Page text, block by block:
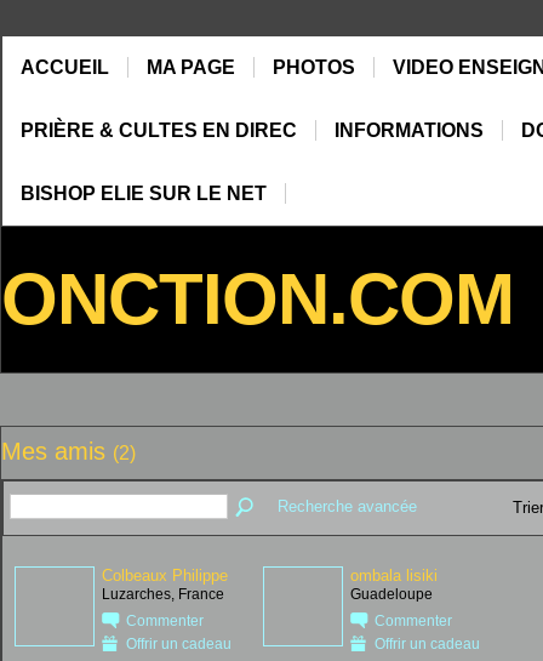
ACCUEIL MA PAGE PHOTOS VIDEO
PRIÈRE & CULTES EN DIREC INFORMATIONS
BISHOP ELIE SUR LE NET
ONCTION.COM
Mes amis (2)
Recherche avancée
Colbeaux Philippe
Luzarches, France
Commenter
Offrir un cadeau
ombala lisiki
Guadeloupe
Commenter
Offrir un cadeau